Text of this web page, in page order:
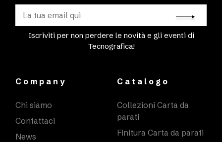
Iscriviti per non perdere le novità e gli eventi di
Tecnografica!
Company
Chi siamo
Contattaci
News
Catalogo
Collezioni Carta da
parati
Finitura Carta da parati